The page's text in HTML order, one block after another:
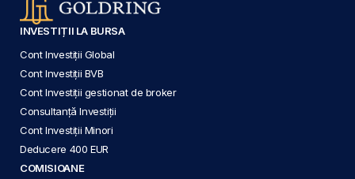
INVESTIȚII LA BURSA
Cont Investiții Global
Cont Investiții BVB
Cont Investiții gestionat de broker
Consultanță Investiții
Cont Investiții Minori
Deducere 400 EUR
COMISIOANE